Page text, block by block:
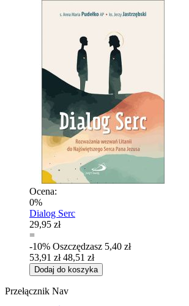
Ocena:
0%
Dialog Serc
29,95 zł
=
-10% Oszczędzasz 5,40 zł
53,91 zł 48,51 zł
Dodaj do koszyka
Przełącznik Nav